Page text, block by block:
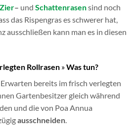
Zier– und Schattenrasensind noch
das Rispengras es schwerer hat,
ausschließen kann man es in diesen
Rollrasen »Was tun?
bereits im frisch verlegten
Gartenbesitzer gleich während
und die von Poa Annua
ausschneiden